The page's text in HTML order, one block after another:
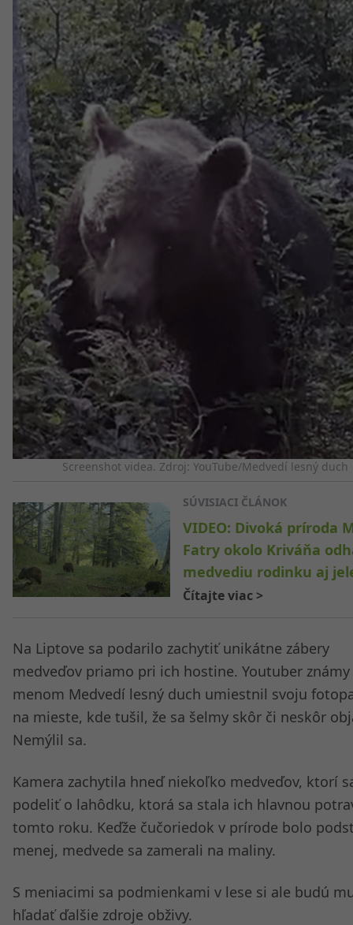
Screenshot videa. Zdroj: YouTube/Medvedí lesný duch
SÚVISIACI ČLÁNOK
VIDEO: Divoká príroda
Fatry okolo Kriváňa
medvediu rodinku aj
Čítajte viac >
Na Liptove sa podarilo zachytiť unikátne zábery
medveďov priamo pri ich hostine. Youtuber
menom Medvedí lesný duch umiestnil svoju
na mieste, kde tušil, že sa šelmy skôr či neskôr
Nemýlil sa.
Kamera zachytila hneď niekoľko medveďov, ktorí
podeliť o lahôdku, ktorá sa stala ich hlavnou
tomto roku. Keďže čučoriedok v prírode bolo
menej, medvede sa zamerali na maliny.
S meniacimi sa podmienkami v lese si ale budú
hľadať ďalšie zdroje obživy.